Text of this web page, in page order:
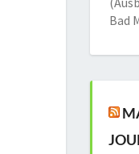
Bad